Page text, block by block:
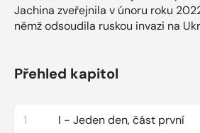
Jachina zveřejnila v únoru roku
němž odsoudila ruskou invazi na
Přehled kapitol
1 I - Jeden den, část první